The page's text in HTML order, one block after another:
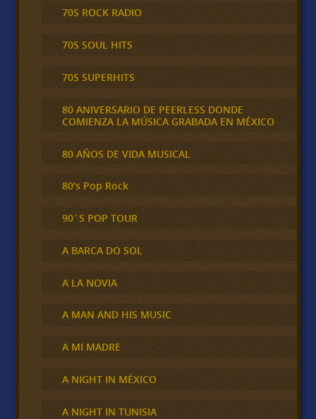
70S ROCK RADIO
70S SOUL HITS
70S SUPERHITS
80 ANIVERSARIO DE PEERLESS DONDE
COMIENZA LA MÚSICA GRABADA EN MÉXICO
80 AÑOS DE VIDA MUSICAL
80's Pop Rock
90´S POP TOUR
A BARCA DO SOL
A LA NOVIA
A MAN AND HIS MUSIC
A MI MADRE
A NIGHT IN MÉXICO
A NIGHT IN TUNISIA